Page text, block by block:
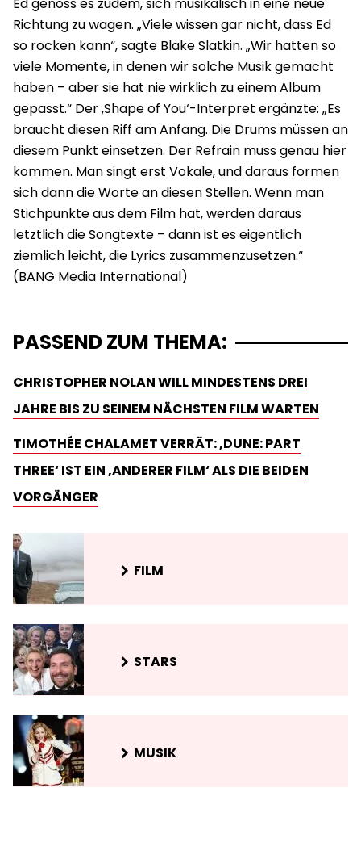
Richtung zu wagen. „Viele wissen gar nicht, dass Ed
so rocken kann“, sagte Blake Slatkin. „Wir hatten so
viele Momente, in denen wir solche Musik gemacht
haben – aber sie hat nie wirklich zu einem Album
gepasst.“ Der ‚Shape of You‘-Interpret ergänzte: „Es
braucht diesen Riff am Anfang. Die Drums müssen an
diesem Punkt einsetzen. Der Refrain muss genau hier
kommen. Man singt erst Vokale, und daraus formen
sich dann die Worte an diesen Stellen. Wenn man
Stichpunkte aus dem Film hat, werden daraus
letztlich die Songtexte – dann ist es eigentlich
ziemlich leicht, die Lyrics zusammenzusetzen.“
PASSEND ZUM THEMA:
CHRISTOPHER NOLAN WILL MINDESTENS DREI
JAHRE BIS ZU SEINEM NÄCHSTEN FILM WARTEN
TIMOTHÉE CHALAMET VERRÄT: ‚DUNE: PART
THREE‘ IST EIN ‚ANDERER FILM‘ ALS DIE BEIDEN
VORGÄNGER
FILM
STARS
MUSIK